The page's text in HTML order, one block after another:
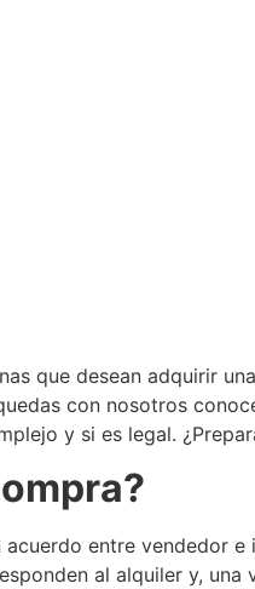
que desean adquirir
con nosotros
y si es legal.
acuerdo entre vendedor
al alquiler y,